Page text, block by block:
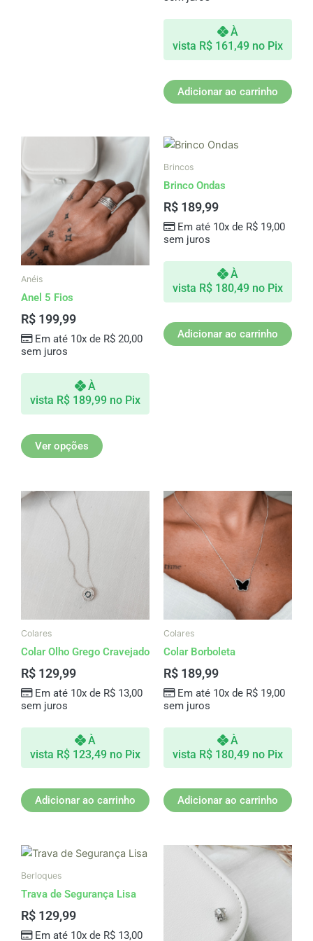
À
vista R$ 161,49 no Pix
Adicionar ao carrinho
Anéis
Anel 5 Fios
R$ 199,99
Em até 10x de R$20,00
sem juros
À
vista R$ 189,99 no Pix
Ver opções
Este
tem
várias
variantes.
As
opções
podem
do
Brincos
Brinco Ondas
R$ 189,99
Em até 10x de R$19,00
sem juros
À
vista R$ 180,49 no Pix
Adicionar ao carrinho
Colares
Colar Olho Grego Cravejado
R$ 129,99
Em até 10x de R$13,00
sem juros
À
vista R$ 123,49 no Pix
Adicionar ao carrinho
Colares
Colar Borboleta
R$ 189,99
Em até 10x de R$19,00
sem juros
À
vista R$ 180,49 no Pix
Adicionar ao carrinho
Berloques
Trava de Segurança Lisa
R$ 129,99
Em até 10x de R$13,00